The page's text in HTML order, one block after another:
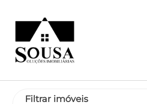
Filtrar imóveis